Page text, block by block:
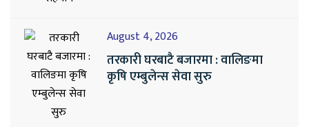
August 4, 2026
तरकारी घरबाटै बजारमा : वालिङमा
कृषि एम्बुलेन्स सेवा सुरु